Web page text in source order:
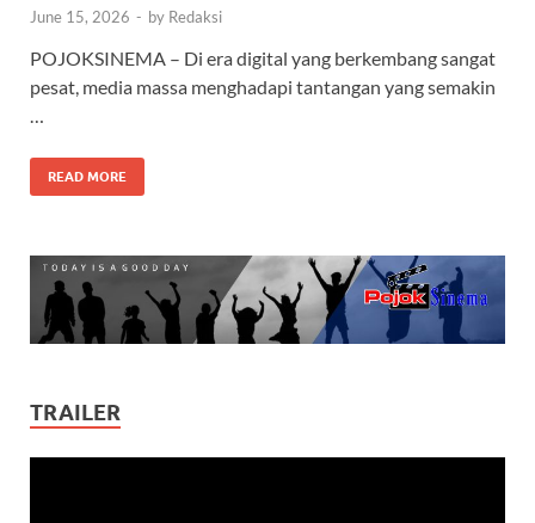
June 15, 2026 - by Redaksi
POJOKSINEMA – Di era digital yang berkembang sangat
pesat, media massa menghadapi tantangan yang semakin
…
READ MORE
TRAILER